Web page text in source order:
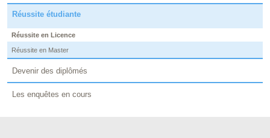
Réussite étudiante
Réussite en Licence
Réussite en Master
Devenir des diplômés
Les enquêtes en cours